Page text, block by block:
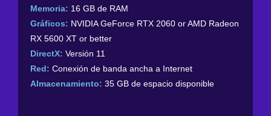
Memoria: 16 GB de RAM
Gráficos: NVIDIA GeForce RTX 2060 or AMD Radeon
RX 5600 XT or better
DirectX: Versión 11
Red: Conexión de banda ancha a Internet
Almacenamiento: 35 GB de espacio disponible